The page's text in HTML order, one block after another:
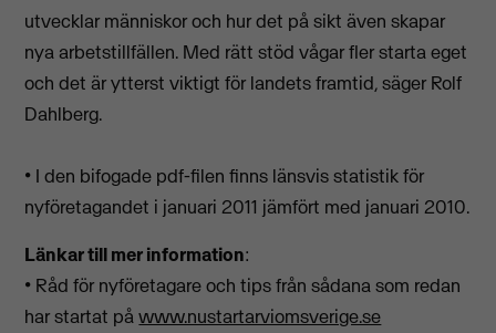
utvecklar människor och hur det på sikt även skapar
nya arbetstillfällen. Med rätt stöd vågar fler starta eget
och det är ytterst viktigt för landets framtid, säger Rolf
Dahlberg.
• I den bifogade pdf-filen finns länsvis statistik för
nyföretagandet i januari 2011 jämfört med januari 2010.
Länkar till mer information:
• Råd för nyföretagare och tips från sådana som redan
har startat påwww.nustartarviomsverige.se